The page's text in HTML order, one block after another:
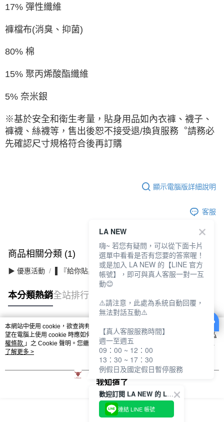
17% 彈性纖維
褲檔布(消臭、抑菌)
80% 棉
15% 聚丙烯酸酯纖維
5% 奈米銀
※基於安全和衛生考量，貼身用品如內衣褲、襪子、
褲襪、絲襪等，售出後恕不接受退/換貨服務︒請務必
先確認尺寸規格符合後再訂購
顯示電腦版詳細說明
客服
商品相關分類 (1)
▶ 優惠活動 ▌『給你貼身的溫柔』襪子內著 買7送2
本分類熱銷全站排行
熱門標籤
本網站中使用 cookie，欲查詢有關本網站使用 cookie 方式之詳情，及若您不希
望在電腦上使用 cookie 時應如何變更電腦的 cookie 設定，請參閱本網站「
隱私
權條款 」之 Cookie 聲明。您繼續使用本網站即表示您同意本公司得按本網站使
用條款之 Cookie 聲明使用 cookie。
了解更多 >
我知道了
歡迎訂閱 LA NEW 的 LINE 官方帳號
連結 LINE 帳號
LA NEW
嗨~ 若您有疑問，可以從下面卡片
選單中看看是否有您要的答案喔！
或是加入 LA NEW 的【LINE 官方
帳號】，即可與真人客服一對一互
動😊
⚠️請注意，此處為系統自動回覆，
無法對話互動⚠️
【真人客服服務時間】
週一至週五
09：00 ~ 12：00
13：30 ~ 17：30
例假日及國定假日暫停服務